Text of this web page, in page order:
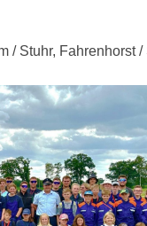
/ Stuhr, Fahrenhorst